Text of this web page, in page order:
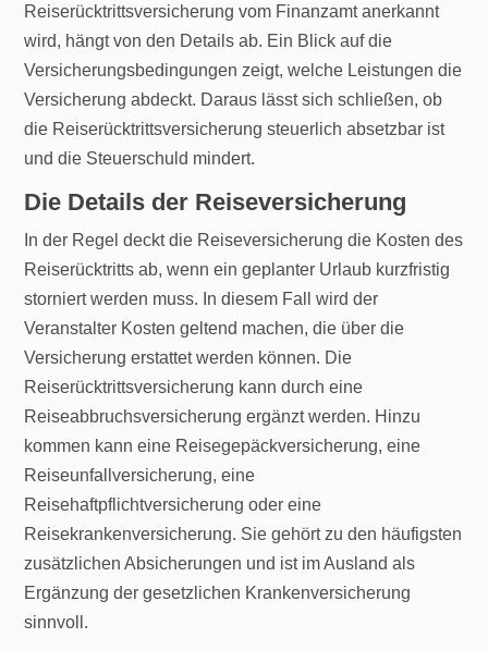
Reiserücktrittsversicherung vom Finanzamt anerkannt
wird, hängt von den Details ab. Ein Blick auf die
Versicherungsbedingungen zeigt, welche Leistungen die
Versicherung abdeckt. Daraus lässt sich schließen, ob
die Reiserücktrittsversicherung steuerlich absetzbar ist
und die Steuerschuld mindert.
Die Details der Reiseversicherung
In der Regel deckt die Reiseversicherung die Kosten des
Reiserücktritts ab, wenn ein geplanter Urlaub kurzfristig
storniert werden muss. In diesem Fall wird der
Veranstalter Kosten geltend machen, die über die
Versicherung erstattet werden können. Die
Reiserücktrittsversicherung kann durch eine
Reiseabbruchsversicherung ergänzt werden. Hinzu
kommen kann eine Reisegepäckversicherung, eine
Reiseunfallversicherung, eine
Reisehaftpflichtversicherung oder eine
Reisekrankenversicherung. Sie gehört zu den häufigsten
zusätzlichen Absicherungen und ist im Ausland als
Ergänzung der gesetzlichen Krankenversicherung
sinnvoll.